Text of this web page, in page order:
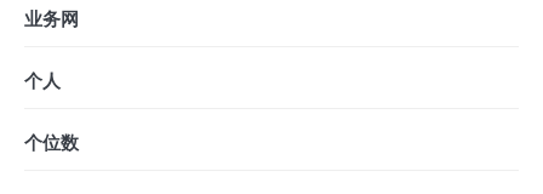
业务网
个人
个位数